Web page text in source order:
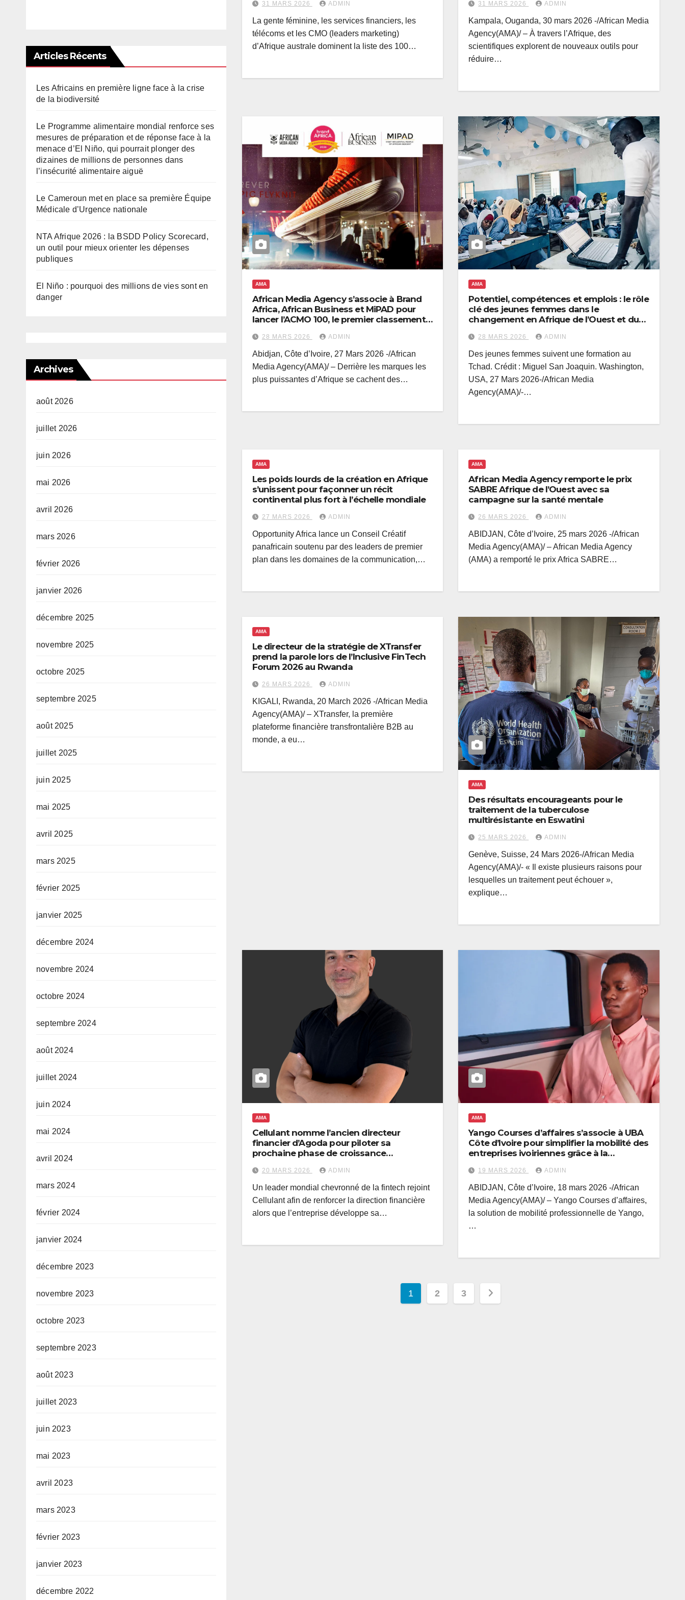
Articles Récents
Les Africains en première ligne face à la crise
de la biodiversité
Le Programme alimentaire mondial renforce ses
mesures de préparation et de réponse face à la
menace d’El Niño, qui pourrait plonger des
dizaines de millions de personnes dans
l’insécurité alimentaire aiguë
Le Cameroun met en place sa première Équipe
Médicale d’Urgence nationale
NTA Afrique 2026 : la BSDD Policy Scorecard,
un outil pour mieux orienter les dépenses
publiques
El Niño : pourquoi des millions de vies sont en
danger
Archives
août 2026
juillet 2026
juin 2026
mai 2026
avril 2026
mars 2026
février 2026
janvier 2026
décembre 2025
novembre 2025
octobre 2025
septembre 2025
août 2025
juillet 2025
juin 2025
mai 2025
avril 2025
mars 2025
février 2025
janvier 2025
décembre 2024
novembre 2024
octobre 2024
septembre 2024
août 2024
juillet 2024
juin 2024
mai 2024
avril 2024
mars 2024
février 2024
janvier 2024
décembre 2023
novembre 2023
octobre 2023
septembre 2023
août 2023
juillet 2023
juin 2023
mai 2023
avril 2023
mars 2023
février 2023
janvier 2023
décembre 2022
31 MARS 2026 ADMIN
La gente féminine, les services financiers, les
télécoms et les CMO (leaders marketing)
d’Afrique australe dominent la liste des 100…
31 MARS 2026 ADMIN
Kampala, Ouganda, 30 mars 2026 -/African Media
Agency(AMA)/ – À travers l’Afrique, des
scientifiques explorent de nouveaux outils pour
réduire…
AMA
African Media Agency s’associe à Brand
Africa, African Business et MiPAD pour
lancer l’ACMO 100, le premier classement
Afrique
28 MARS 2026 ADMIN
Abidjan, Côte d’Ivoire, 27 Mars 2026 -/African
Media Agency(AMA)/ – Derrière les marques les
plus puissantes d’Afrique se cachent des…
AMA
Potentiel, compétences et emplois : le rôle
clé des jeunes femmes dans le
changement en Afrique de l’Ouest et du
28 MARS 2026 ADMIN
Des jeunes femmes suivent une formation au
Tchad. Crédit : Miguel San Joaquin. Washington,
USA, 27 Mars 2026-/African Media
Agency(AMA)/-…
AMA
Les poids lourds de la création en Afrique
s’unissent pour façonner un récit
continental plus fort à l’échelle mondiale
27 MARS 2026 ADMIN
Opportunity Africa lance un Conseil Créatif
panafricain soutenu par des leaders de premier
plan dans les domaines de la communication,…
AMA
African Media Agency remporte le prix
SABRE Afrique de l’Ouest avec sa
campagne sur la santé mentale
26 MARS 2026 ADMIN
ABIDJAN, Côte d’Ivoire, 25 mars 2026 -/African
Media Agency(AMA)/ – African Media Agency
(AMA) a remporté le prix Africa SABRE…
AMA
Le directeur de la stratégie de XTransfer
prend la parole lors de l’Inclusive FinTech
Forum 2026 au Rwanda
26 MARS 2026 ADMIN
KIGALI, Rwanda, 20 March 2026 -/African Media
Agency(AMA)/ – XTransfer, la première
plateforme financière transfrontalière B2B au
monde, a eu…
AMA
Des résultats encourageants pour le
traitement de la tuberculose
multirésistante en Eswatini
25 MARS 2026 ADMIN
Genève, Suisse, 24 Mars 2026-/African Media
Agency(AMA)/- « Il existe plusieurs raisons pour
lesquelles un traitement peut échouer »,
explique…
AMA
Cellulant nomme l’ancien directeur
financier d’Agoda pour piloter sa
prochaine phase de croissance
20 MARS 2026 ADMIN
Un leader mondial chevronné de la fintech rejoint
Cellulant afin de renforcer la direction financière
alors que l’entreprise développe sa…
AMA
Yango Courses d’affaires s’associe à UBA
Côte d’Ivoire pour simplifier la mobilité des
entreprises ivoiriennes grâce à la
19 MARS 2026 ADMIN
ABIDJAN, Côte d’Ivoire, 18 mars 2026 -/African
Media Agency(AMA)/ – Yango Courses d’affaires,
la solution de mobilité professionnelle de Yango,
…
Pagination
1 2 3